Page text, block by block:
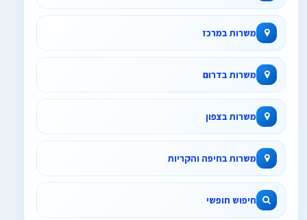
משרות במרכז
משרות בדרום
משרות בצפון
משרות בחיפה והקריות
חיפוש חופשי